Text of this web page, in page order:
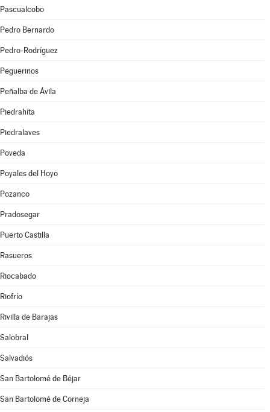
Pascualcobo
Pedro Bernardo
Pedro-Rodríguez
Peguerinos
Peñalba de Ávila
Piedrahíta
Piedralaves
Poveda
Poyales del Hoyo
Pozanco
Pradosegar
Puerto Castilla
Rasueros
Riocabado
Riofrío
Rivilla de Barajas
Salobral
Salvadiós
San Bartolomé de Béjar
San Bartolomé de Corneja